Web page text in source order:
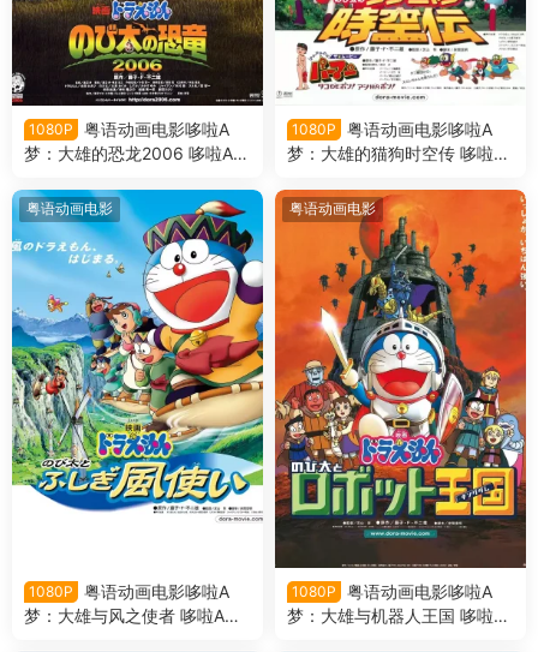
1080P
粤语动画电影哆啦A
梦：大雄的恐龙2006 哆啦A梦
语版
1080P
粤语动画电影哆啦A
梦：大雄的猫狗时空传 哆啦A
粤语版
粤语动画电影
1080P
粤语动画电影哆啦A
梦：大雄与风之使者 哆啦A梦
粤语动画电影
1080P
粤语动画电影哆啦A
梦：大雄与机器人王国 哆啦A